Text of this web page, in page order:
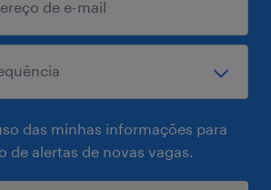
das minhas informações para
de alertas de novas vagas.